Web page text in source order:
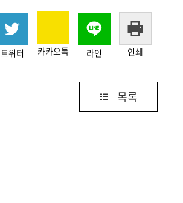
트위터 카카오톡 라인 인쇄
목록